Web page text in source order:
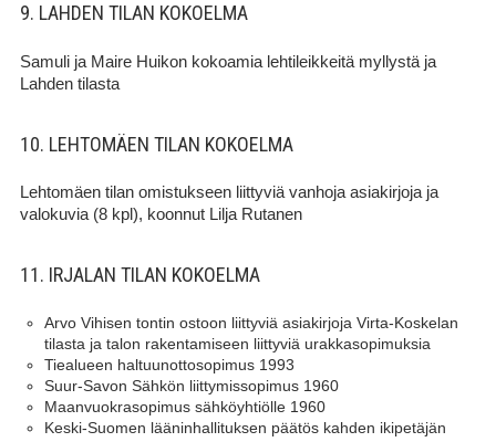
9. LAHDEN TILAN KOKOELMA
Samuli ja Maire Huikon kokoamia lehtileikkeitä myllystä ja
Lahden tilasta
10. LEHTOMÄEN TILAN KOKOELMA
Lehtomäen tilan omistukseen liittyviä vanhoja asiakirjoja ja
valokuvia (8 kpl), koonnut Lilja Rutanen
11. IRJALAN TILAN KOKOELMA
Arvo Vihisen tontin ostoon liittyviä asiakirjoja Virta-Koskelan
tilasta ja talon rakentamiseen liittyviä urakkasopimuksia
Tiealueen haltuunottosopimus 1993
Suur-Savon Sähkön liittymissopimus 1960
Maanvuokrasopimus sähköyhtiölle 1960
Keski-Suomen lääninhallituksen päätös kahden ikipetäjän